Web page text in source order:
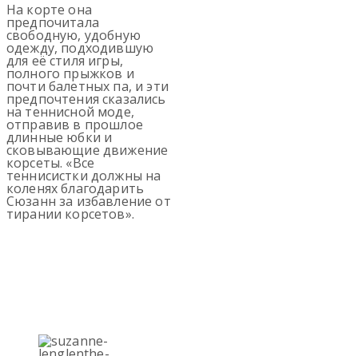
На корте она
предпочитала
свободную, удобную
одежду, подходившую
для её стиля игры,
полного прыжков и
почти балетных па, и эти
предпочтения сказались
на теннисной моде,
отправив в прошлое
длинные юбки и
сковывающие движение
корсеты. «Все
теннисистки должны на
коленях благодарить
Сюзанн за избавление от
тирании корсетов».